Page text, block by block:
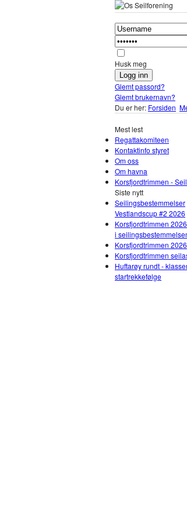
Husk meg
Glemt passord?
Glemt brukernavn?
Du er her: Forsiden
Mest lest
Regattakomiteen
Kontaktinfo styret
Om oss
Om havna
Korsfjordtrimmen -
Siste nytt
Seilingsbestemmelser
Vestlandscup #2 2026
Korsfjordtrimmen
i
Korsfjordtrimmen
Korsfjordtrimmen
Huftarøy rundt -
startrekkefølge